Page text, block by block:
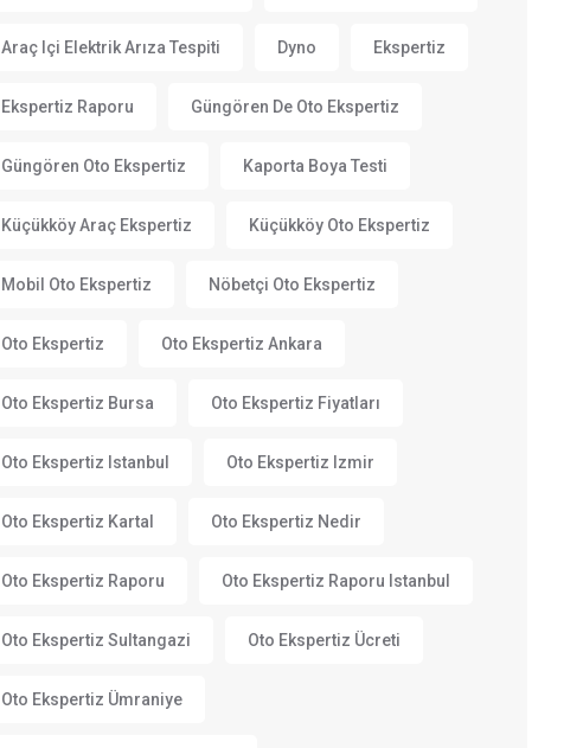
Araç Içi Elektrik Arıza Tespiti Dyno Ekspertiz
Ekspertiz Raporu Güngören De Oto Ekspertiz
Güngören Oto Ekspertiz Kaporta Boya Testi
Küçükköy Araç Ekspertiz Küçükköy Oto Ekspertiz
Mobil Oto Ekspertiz Nöbetçi Oto Ekspertiz
Oto Ekspertiz Oto Ekspertiz Ankara
Oto Ekspertiz Bursa Oto Ekspertiz Fiyatları
Oto Ekspertiz Istanbul Oto Ekspertiz Izmir
Oto Ekspertiz Kartal Oto Ekspertiz Nedir
Oto Ekspertiz Raporu Oto Ekspertiz Raporu Istanbul
Oto Ekspertiz Sultangazi Oto Ekspertiz Ücreti
Oto Ekspertiz Ümraniye